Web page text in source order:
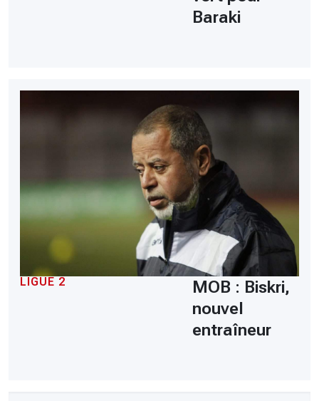
Baraki
LIGUE 2
MOB : Biskri,
nouvel
entraîneur